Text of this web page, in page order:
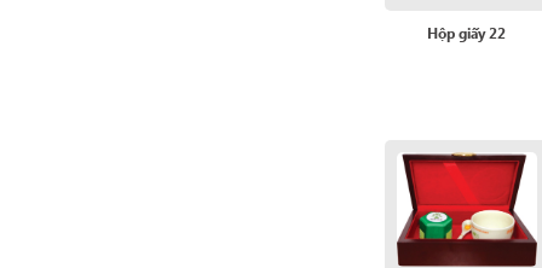
Hộp giấy 22